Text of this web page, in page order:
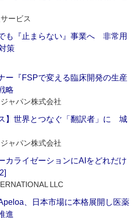
ービス
も『止まらない』事業へ 非常用
策
ー『FSPで変える臨床開発の生産
略
ャパン株式会社
】世界とつなぐ「翻訳者」に 城
ャパン株式会社
カライゼーションにAIをどれだけ
LLC
、日本市場に本格展開し医薬
進